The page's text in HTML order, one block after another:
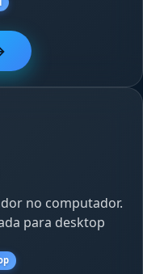
no computador.
para desktop